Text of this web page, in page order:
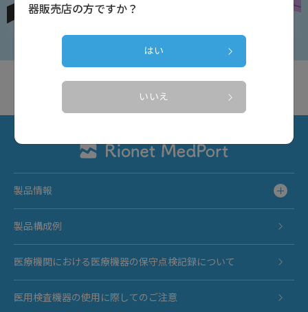
器販売店の方ですか？
はい
いいえ
製品情報
製品構成例
医療機関における医療機器の保守点検記録について
医用検査機器の使用に際してのご注意